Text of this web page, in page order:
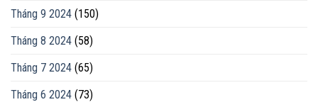
Tháng 9 2024 (150)
Tháng 8 2024 (58)
Tháng 7 2024 (65)
Tháng 6 2024 (73)